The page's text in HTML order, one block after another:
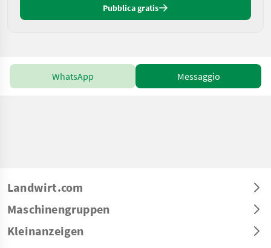
Pubblica gratis
WhatsApp Messaggio
Landwirt.com
Maschinengruppen
Kleinanzeigen